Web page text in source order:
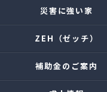
災害に強い家
ZEH（ゼッチ）
補助金のご案内